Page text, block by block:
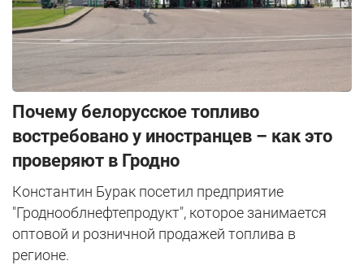
Почему белорусское топливо
востребовано у иностранцев – как это
проверяют в Гродно
Константин Бурак посетил предприятие
"Гроднооблнефтепродукт", которое занимается
оптовой и розничной продажей топлива в
регионе.